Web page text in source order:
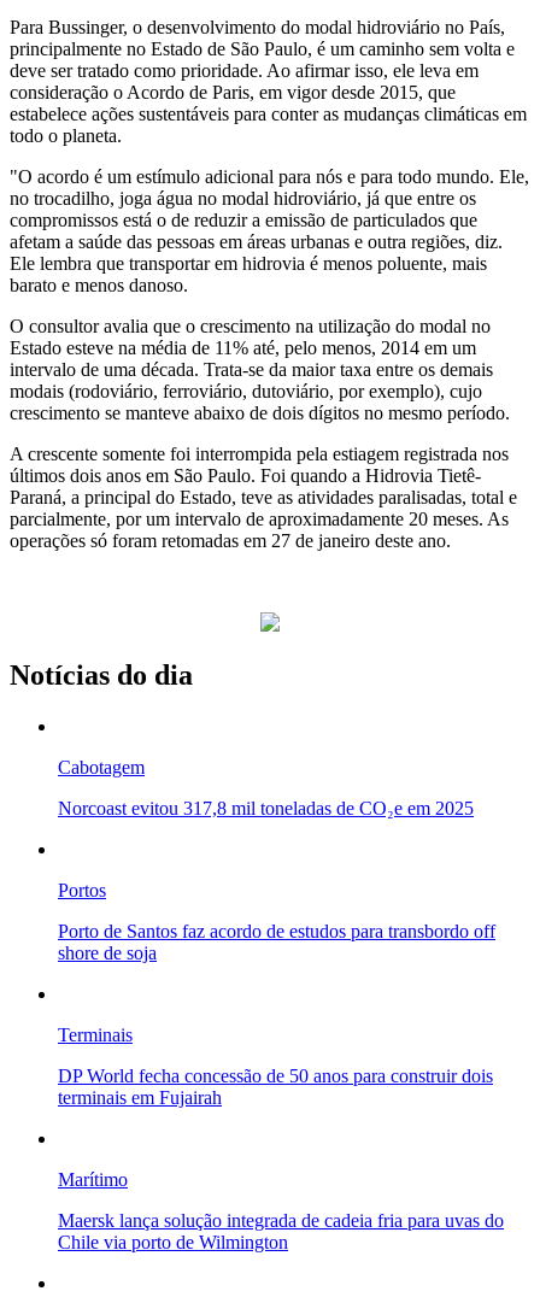
Para Bussinger, o desenvolvimento do modal hidroviário no País,
principalmente no Estado de São Paulo, é um caminho sem volta e
deve ser tratado como prioridade. Ao afirmar isso, ele leva em
consideração o Acordo de Paris, em vigor desde 2015, que
estabelece ações sustentáveis para conter as mudanças climáticas em
todo o planeta.
"O acordo é um estímulo adicional para nós e para todo mundo. Ele,
no trocadilho, joga água no modal hidroviário, já que entre os
compromissos está o de reduzir a emissão de particulados que
afetam a saúde das pessoas em áreas urbanas e outra regiões, diz.
Ele lembra que transportar em hidrovia é menos poluente, mais
barato e menos danoso.
O consultor avalia que o crescimento na utilização do modal no
Estado esteve na média de 11% até, pelo menos, 2014 em um
intervalo de uma década. Trata-se da maior taxa entre os demais
modais (rodoviário, ferroviário, dutoviário, por exemplo), cujo
crescimento se manteve abaixo de dois dígitos no mesmo período.
A crescente somente foi interrompida pela estiagem registrada nos
últimos dois anos em São Paulo. Foi quando a Hidrovia Tietê-
Paraná, a principal do Estado, teve as atividades paralisadas, total e
parcialmente, por um intervalo de aproximadamente 20 meses. As
operações só foram retomadas em 27 de janeiro deste ano.
Notícias do dia
Cabotagem
Norcoast evitou 317,8 mil toneladas de CO₂e em 2025
Portos
Porto de Santos faz acordo de estudos para transbordo off
shore de soja
Terminais
DP World fecha concessão de 50 anos para construir dois
terminais em Fujairah
Marítimo
Maersk lança solução integrada de cadeia fria para uvas do
Chile via porto de Wilmington